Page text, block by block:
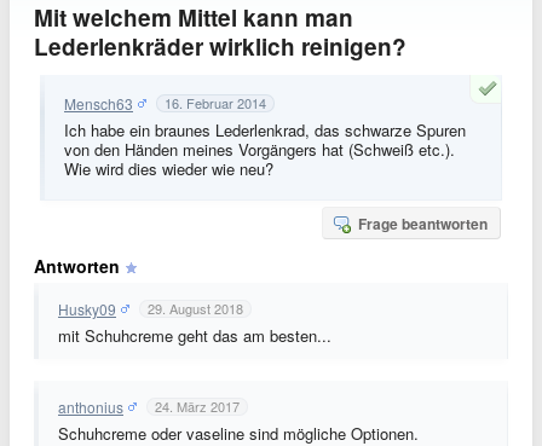
Mit welchem Mittel kann man
Lederlenkräder wirklich reinigen?
Mensch63 16. Februar 2014
Ich habe ein braunes Lederlenkrad, das schwarze Spuren
von den Händen meines Vorgängers hat (Schweiß etc.).
Wie wird dies wieder wie neu?
Frage beantworten
Antworten
Husky09 29. August 2018
mit Schuhcreme geht das am besten...
anthonius 24. März 2017
Schuhcreme oder vaseline sind mögliche Optionen.